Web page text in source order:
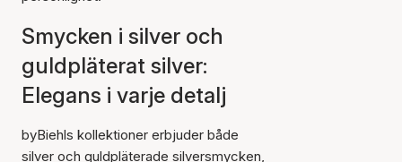
Smycken i silver och
guldpläterat silver:
Elegans i varje detalj
byBiehls kollektioner erbjuder både
silver och guldpläterade silversmycken,